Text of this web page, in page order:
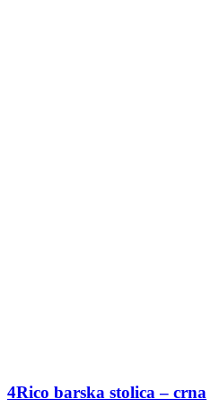
4Rico barska stolica – crna